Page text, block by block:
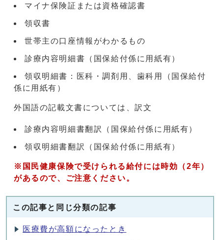
マイナ保険証または資格確認書
領収書
世帯主の口座情報がわかるもの
診療内容明細書（国保給付係に用紙有）
領収明細書：医科・調剤用、歯科用（国保給付
係に用紙有）
外国語の記載文書については、訳文
診療内容明細書翻訳（国保給付係に用紙有）
領収明細書翻訳（国保給付係に用紙有）
※国民健康保険で受けられる給付には時効（2年）
があるので、ご注意ください。
この記事と同じ分類の記事
医療費が高額になったとき